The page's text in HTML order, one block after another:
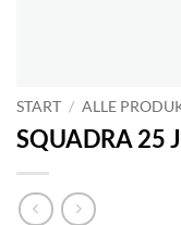
START / ALLE
SQUADRA 25